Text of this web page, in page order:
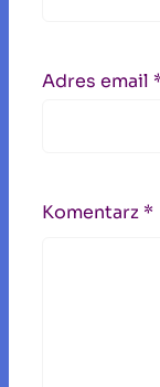
Adres email
Komentarz *